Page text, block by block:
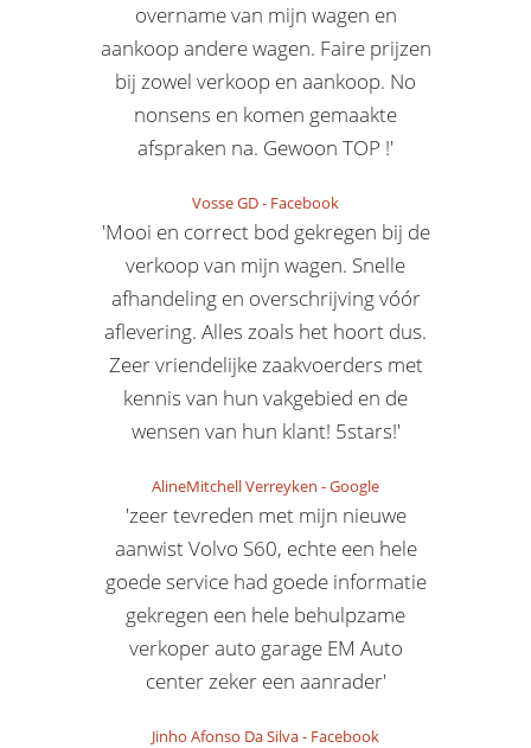
overname van mijn wagen en
aankoop andere wagen. Faire prijzen
bij zowel verkoop en aankoop. No
nonsens en komen gemaakte
afspraken na. Gewoon TOP !'
Vosse GD- Facebook
'Mooi en correct bod gekregen bij de
verkoop van mijn wagen. Snelle
afhandeling en overschrijving vóór
aflevering. Alles zoals het hoort dus.
Zeer vriendelijke zaakvoerders met
kennis van hun vakgebied en de
wensen van hun klant! 5stars!'
AlineMitchell Verreyken -Google
'zeer tevreden met mijn nieuwe
aanwist Volvo S60, echte een hele
goede service had goede informatie
gekregen een hele behulpzame
verkoper auto garage EM Auto
center zeker een aanrader'
Jinho Afonso Da Silva- Facebook